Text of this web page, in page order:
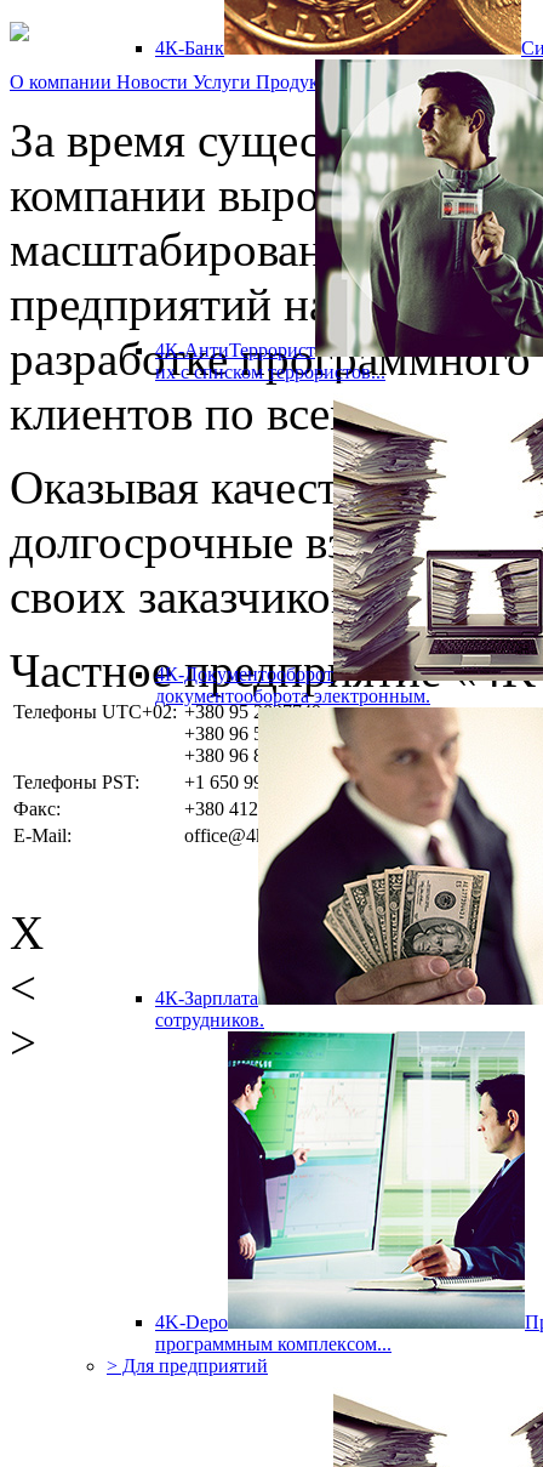
4К-Банк
4К-АнтиТеррорист
их с списком террористов...
4К-Документооборот
документооборота электронным.
4К-Зарплата
сотрудников.
4K-Depo
программным комплексом...
> Для предприятий
О компании Новости Услуги Продукты Контакты
За время существования
компании вырос от
масштабирования
предприятий на
разработке
клиентов по всему миру.
Оказывая качественный
долгосрочные
своих заказчиков.
Частное предприятие
Телефоны UTC+02: +380 95 2837749
+380 96 5382923
+380 96 8285858
Телефоны PST:
+1 650 9962875
Факс:
+380 412 220813
E-Mail:
office@4k.com.ua
X
<
>